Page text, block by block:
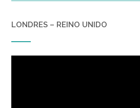
LONDRES – REINO UNIDO